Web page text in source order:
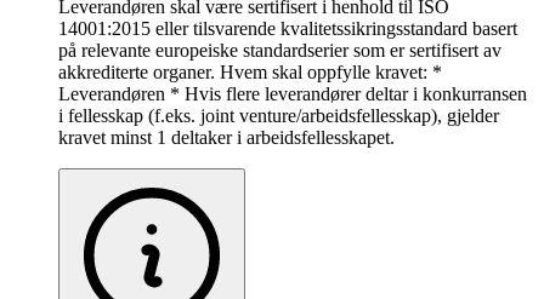
Leverandøren skal være sertifisert i henhold til ISO
14001:2015 eller tilsvarende kvalitetssikringsstandard basert
på relevante europeiske standardserier som er sertifisert av
akkrediterte organer. Hvem skal oppfylle kravet: *
Leverandøren * Hvis flere leverandører deltar i konkurransen
i fellesskap (f.eks. joint venture/arbeidsfellesskap), gjelder
kravet minst 1 deltaker i arbeidsfellesskapet.